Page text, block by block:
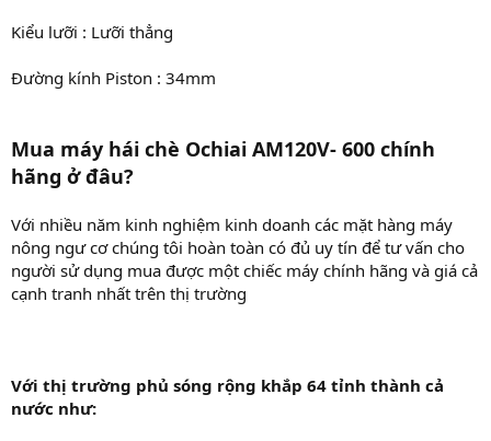
Kiểu lưỡi : Lưỡi thẳng
Đường kính Piston : 34mm
Mua máy hái chè Ochiai AM120V- 600 chính
hãng ở đâu?
Với nhiều năm kinh nghiệm kinh doanh các mặt hàng máy
nông ngư cơ chúng tôi hoàn toàn có đủ uy tín để tư vấn cho
người sử dụng mua được một chiếc máy chính hãng và giá cả
cạnh tranh nhất trên thị trường
Với thị trường phủ sóng rộng khắp 64 tỉnh thành cả
nước như: